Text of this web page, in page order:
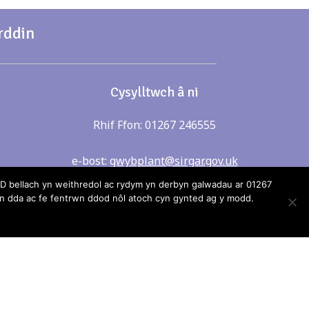
Cysylltwch â ni
Rhif Ffon: 01267 246555
e-bost: gwybplant@sirgar.gov.uk
bellach yn weithredol ac rydym yn derbyn galwadau ar 01267
dda ac fe fentrwn ddod nôl atoch cyn gynted ag y modd.